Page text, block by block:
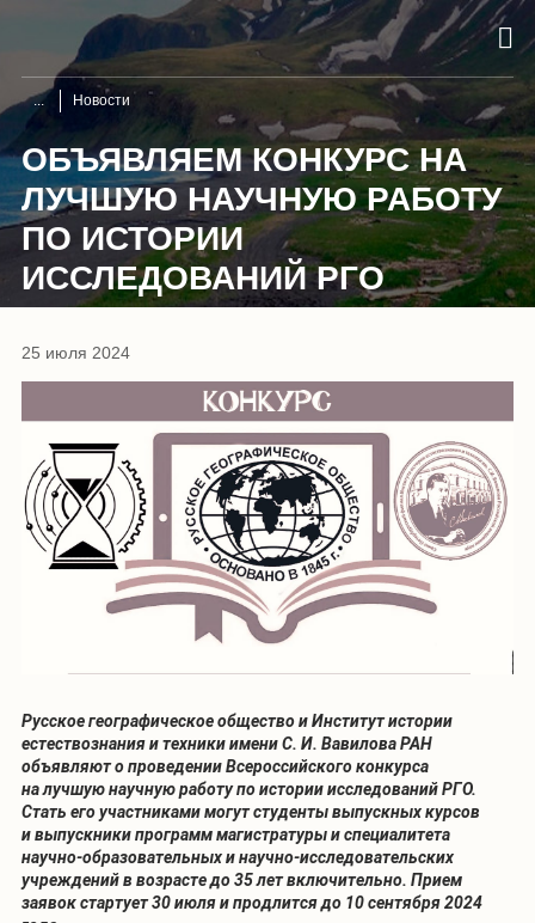
Новости
ОБЪЯВЛЯЕМ КОНКУРС НА
ЛУЧШУЮ НАУЧНУЮ РАБОТУ
ПО ИСТОРИИ
ИССЛЕДОВАНИЙ РГО
25 июля 2024
Русское географическое общество и Институт истории
естествознания и техники имени С. И. Вавилова РАН
объявляют о проведении Всероссийского конкурса
на лучшую научную работу по истории исследований РГО.
Стать его участниками могут студенты выпускных курсов
и выпускники программ магистратуры и специалитета
научно-образовательных и научно-исследовательских
учреждений в возрасте до 35 лет включительно. Прием
заявок стартует 30 июля и продлится до 10 сентября 2024